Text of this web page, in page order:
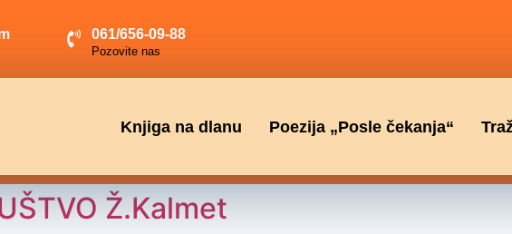
061/656-09-88
Pozovite nas
Knjiga na dlanu Poezija „Posle čekanja“
Ž.Kalmet